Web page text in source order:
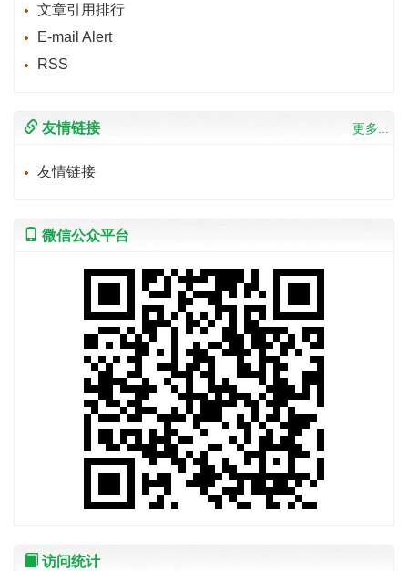
文章引用排行
E-mail Alert
RSS
友情链接 更多...
友情链接
微信公众平台
访问统计